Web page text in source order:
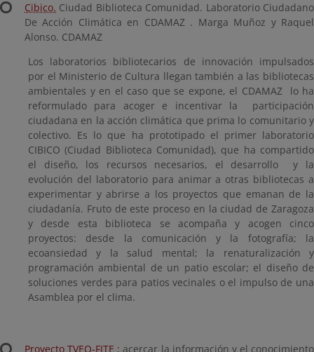
Cibico. Ciudad Biblioteca Comunidad. Laboratorio Ciudadano
De Acción Climática en CDAMAZ . Marga Muñoz y Raquel
Alonso. CDAMAZ
Los laboratorios bibliotecarios de innovación impulsados
por el Ministerio de Cultura llegan también a las bibliotecas
ambientales y en el caso que se expone, el CDAMAZ lo ha
reformulado para acoger e incentivar la participación
ciudadana en la acción climática que prima lo comunitario y
colectivo. Es lo que ha prototipado el primer laboratorio
CIBICO (Ciudad Biblioteca Comunidad), que ha compartido
el diseño, los recursos necesarios, el desarrollo y la
evolución del laboratorio para animar a otras bibliotecas a
experimentar y abrirse a los proyectos que emanan de la
ciudadanía. Fruto de este proceso en la ciudad de Zaragoza
y desde esta biblioteca se acompaña y acogen cinco
proyectos: desde la comunicación y la fotografía; la
ecoansiedad y la salud mental; la renaturalización y
programación ambiental de un patio escolar; el diseño de
soluciones verdes para patios vecinales o el impulso de una
Asamblea por el clima.
Proyecto TVEO-FITE : acercar la información y el conocimiento